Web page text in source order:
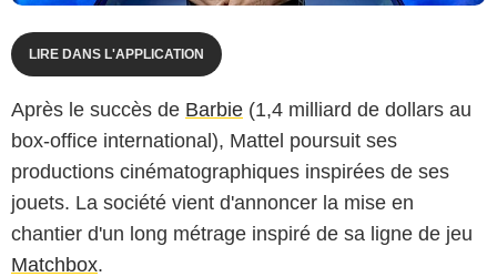
LIRE DANS L'APPLICATION
Après le succès de Barbie (1,4 milliard de dollars au
box-office international), Mattel poursuit ses
productions cinématographiques inspirées de ses
jouets. La société vient d'annoncer la mise en
chantier d'un long métrage inspiré de sa ligne de jeu
Matchbox.